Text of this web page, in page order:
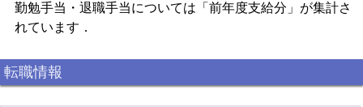
勤勉手当・退職手当については「前年度支給分」が集計さ
れています．
転職情報